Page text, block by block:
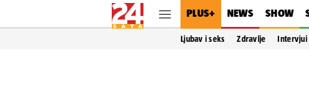
PLUS+ NEWS SHOW
Ljubav i seks Zdravlje Intervjui